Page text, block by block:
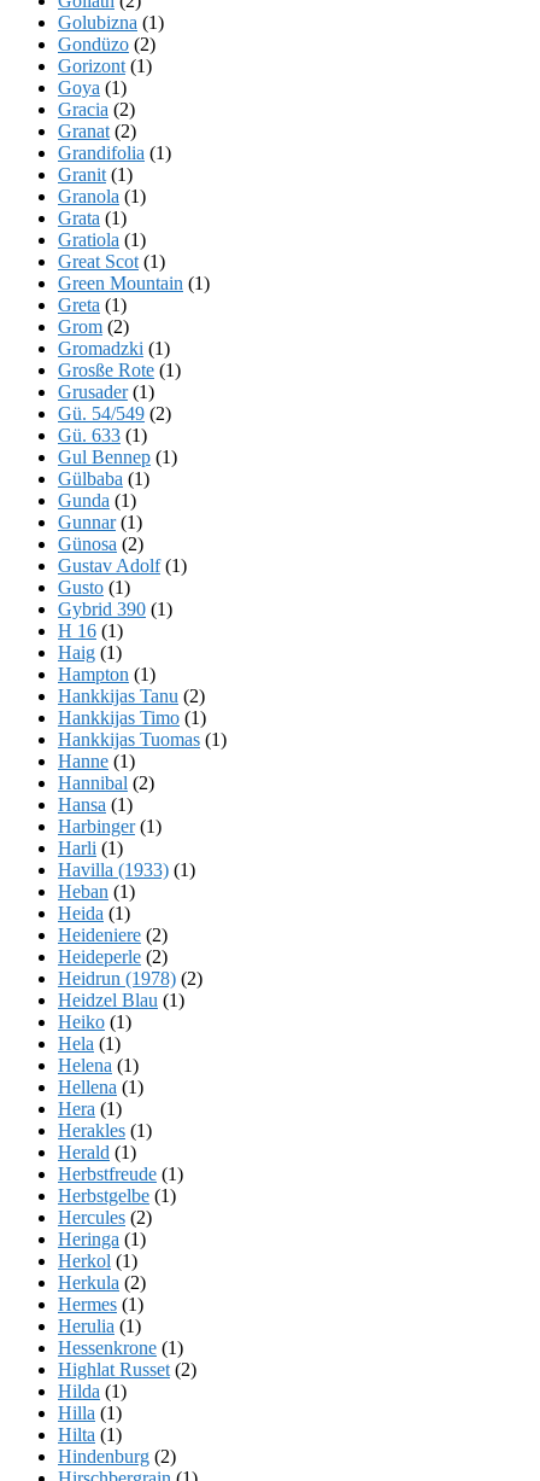
Golubizna (1)
Gondüzo (2)
Gorizont (1)
Goya (1)
Gracia (2)
Granat (2)
Grandifolia (1)
Granit (1)
Granola (1)
Grata (1)
Gratiola (1)
Great Scot (1)
Green Mountain (1)
Greta (1)
Grom (2)
Gromadzki (1)
Grosße Rote (1)
Grusader(1)
Gü. 54/549 (2)
Gü. 633 (1)
Gul Bennep (1)
Gülbaba (1)
Gunda (1)
Gunnar(1)
Günosa (2)
Gustav Adolf(1)
Gusto (1)
Gybrid 390 (1)
H 16 (1)
Haig (1)
Hampton (1)
Hankkijas Tanu (2)
Hankkijas Timo (1)
Hankkijas Tuomas (1)
Hanne (1)
Hannibal (2)
Hansa (1)
Harbinger(1)
Harli (1)
Havilla (1933) (1)
Heban (1)
Heida (1)
Heideniere (2)
Heideperle (2)
Heidrun (1978) (2)
Heidzel Blau (1)
Heiko (1)
Hela (1)
Helena (1)
Hellena (1)
Hera (1)
Herakles (1)
Herald (1)
Herbstfreude (1)
Herbstgelbe (1)
Hercules (2)
Heringa (1)
Herkol (1)
Herkula (2)
Hermes (1)
Herulia (1)
Hessenkrone (1)
Highlat Russet (2)
Hilda (1)
Hilla (1)
Hilta (1)
Hindenburg (2)